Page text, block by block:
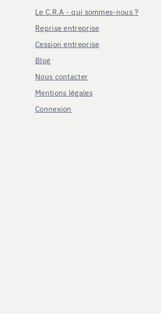
Le C.R.A - qui sommes-nous ?
Reprise entreprise
Cession entreprise
Blog
Nous contacter
Mentions légales
Connexion